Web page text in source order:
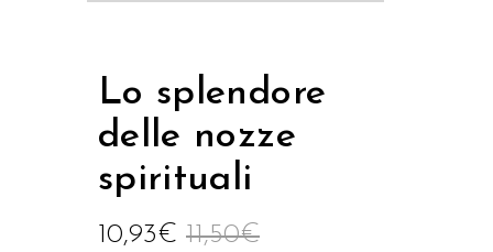
Lo splendore
delle nozze
spirituali
11,50€
10,93€